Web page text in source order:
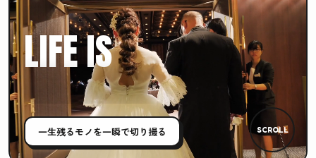
LIFE IS
CREATIVE
一生残るモノを一瞬で切り撮る SCROLL